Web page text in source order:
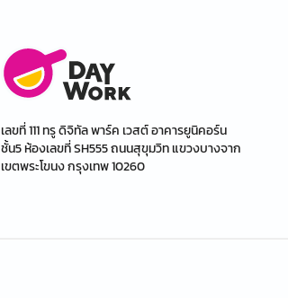
เลขที่ 111 ทรู ดิจิทัล พาร์ค เวสต์ อาคารยูนิคอร์น
ชั้น5 ห้องเลขที่ SH555 ถนนสุขุมวิท แขวงบางจาก
เขตพระโขนง กรุงเทพ 10260